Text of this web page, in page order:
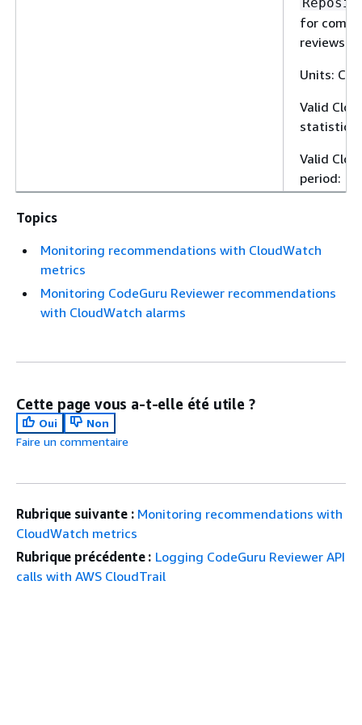
for
reviews.
Units:
Valid
statistic:
Valid
period: 1
Topics
Monitoring recommendations with CloudWatch
metrics
Monitoring CodeGuru Reviewer recommendations
with CloudWatch alarms
Cette page vous a-t-elle été utile ?
Oui
Non
Faire un commentaire
Rubrique suivante : Monitoring recommendations with
CloudWatch metrics
Rubrique précédente : Logging CodeGuru Reviewer API
calls with AWS CloudTrail